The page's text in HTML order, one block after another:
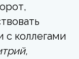
с коллегами